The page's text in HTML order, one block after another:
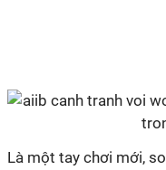
Là một tay chơi mới,